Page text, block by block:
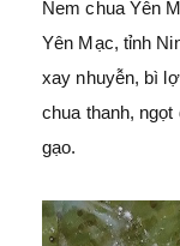
Nem chua Yên
Yên Mạc, tỉnh
xay nhuyễn, bì
chua thanh,
gạo.